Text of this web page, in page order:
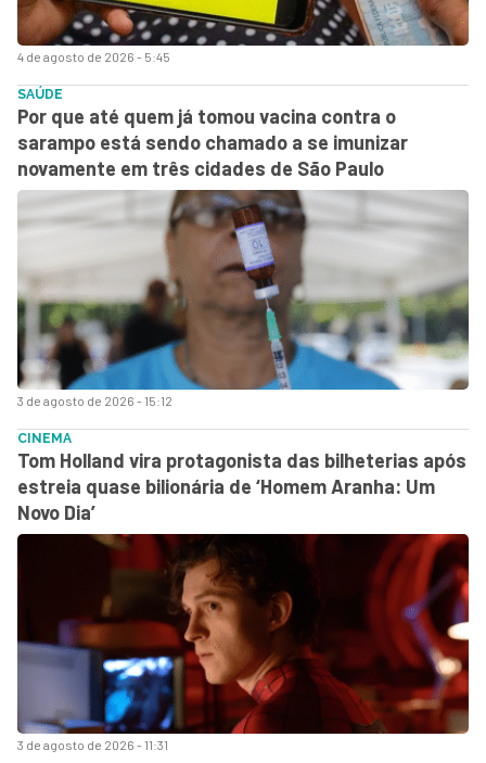
4 de agosto de 2026 - 5:45
3 de agosto de 2026 - 15:12
SAÚDE
Por que até quem já tomou vacina contra o
sarampo está sendo chamado a se imunizar
novamente em três cidades de São Paulo
3 de agosto de 2026 - 11:31
CINEMA
Tom Holland vira protagonista das bilheterias após
estreia quase bilionária de ‘Homem Aranha: Um
Novo Dia’